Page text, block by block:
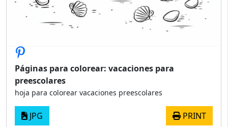
Páginas para colorear: vacaciones para
preescolares
hoja para colorear vacaciones preescolares
JPG PRINT